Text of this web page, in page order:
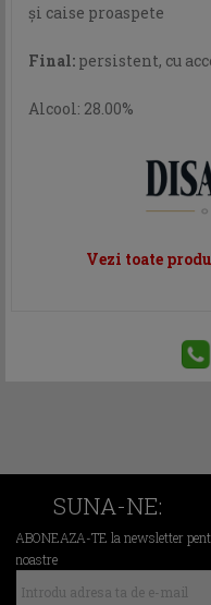
şi caise proaspete
Final: persistent, cu
Alcool: 28.00%
Vezi toate
SUNA-NE:
ABONEAZA-TE la newsletter
noastre